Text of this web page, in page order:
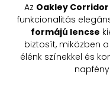
Az Oakley Corridor
funkcionalitás
formájú lencse
biztosít, miközben a
élénk színekkel és